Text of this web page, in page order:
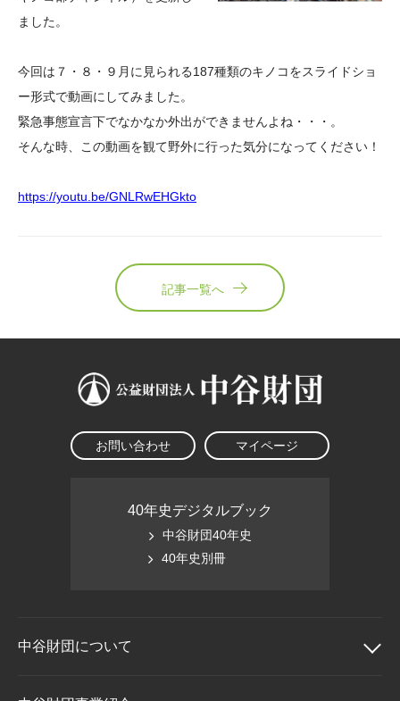
次世代理系人材育成プ
ました。
今回は７・８・９月に見られる187種類のキノコをスライドショ
ー形式で動画にしてみました。
緊急事態宣言下でなかなか外出ができませんよね・・・。
そんな時、この動画を観て野外に行った気分になってください！
https://youtu.be/GNLRwEHGkto
記事一覧へ
お問い合わせ マイページ
40年史デジタルブック
中谷財団40年史
40年史別冊
中谷財団について